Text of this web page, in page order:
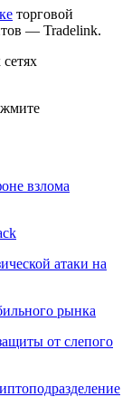
торговой
— Tradelink.
взлома
атаки на
рынка
от слепого